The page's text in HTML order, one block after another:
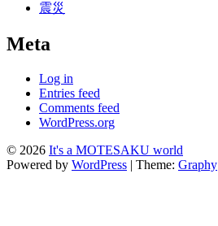
震災
Meta
Log in
Entries feed
Comments feed
WordPress.org
© 2026 It's a MOTESAKU world
Powered by WordPress | Theme: Graphy